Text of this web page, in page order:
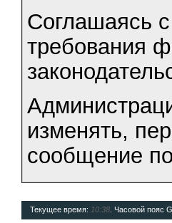
Соглашаясь
требования
изменять,
сообщение
Текущее время: 10:38 . Часовой пояс